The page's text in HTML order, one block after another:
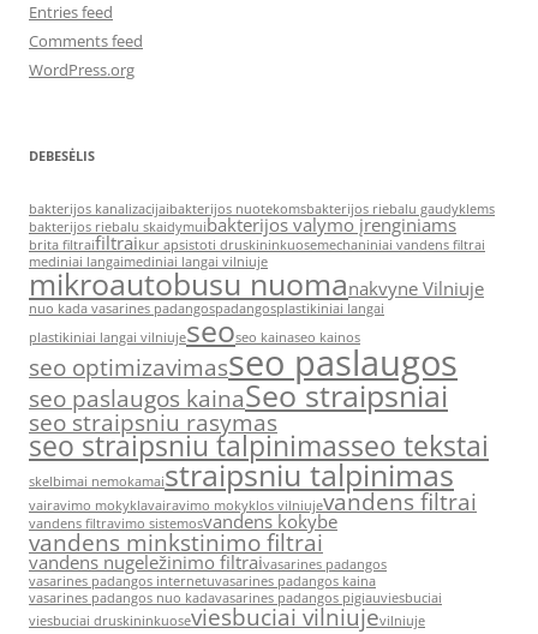
Entries feed
Comments feed
WordPress.org
DEBESĖLIS
bakterijos kanalizacijaibakterijos nuotekomsbakterijos riebalu gaudyklems
bakterijos riebalu skaidymuibakterijos valymo įrenginiams
brita filtraifiltraikur apsistoti druskininkuosemechaniniai vandens filtrai
mediniai langaimediniai langai vilniuje
mikroautobusu nuomanakvyne Vilniuje
nuo kada vasarines padangospadangosplastikiniai langai
plastikiniai langai vilniujeseoseo kainaseo kainos
seo optimizavimasseo paslaugos
seo paslaugos kainaSeo straipsniai
seo straipsniu rasymas
seo straipsniu talpinimasseo tekstai
skelbimai nemokamaistraipsniu talpinimas
vairavimo mokyklavairavimo mokyklos vilniujevandens filtrai
vandens filtravimo sistemosvandens kokybe
vandens minkstinimo filtrai
vandens nugeležinimo filtraivasarines padangos
vasarines padangos internetuvasarines padangos kaina
vasarines padangos nuo kadavasarines padangos pigiauviesbuciai
viesbuciai druskininkuoseviesbuciai vilniujevilniuje